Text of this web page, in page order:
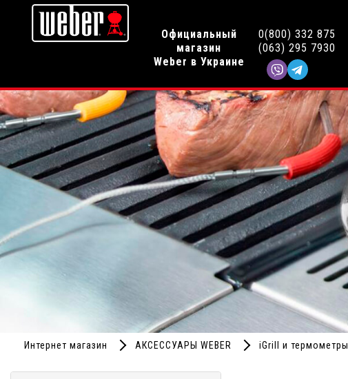
Официальный
магазин
Weber в Украине
0(800) 332 875
(063) 295 7930
Интернет магазин АКСЕССУАРЫ WEBER iGrill и термометры